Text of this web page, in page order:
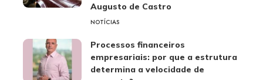
Augusto de Castro
NOTÍCIAS
Processos financeiros
empresariais: por que a estrutura
determina a velocidade de